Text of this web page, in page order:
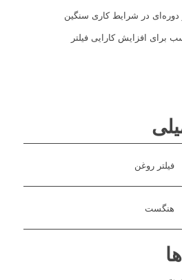
در شرایط کاری سنگین
برای افزایش کارایی فیلتر
فیلتر روغن
هنگست